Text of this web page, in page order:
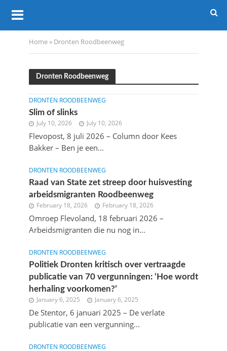
Home» Dronten Roodbeenweg
Dronten Roodbeenweg
DRONTEN ROODBEENWEG
Slim of slinks
July 10, 2026 July 10, 2026
Flevopost, 8 juli 2026 – Column door Kees
Bakker – Ben je een...
DRONTEN ROODBEENWEG
Raad van State zet streep door huisvesting
arbeidsmigranten Roodbeenweg
February 18, 2026 February 18, 2026
Omroep Flevoland, 18 februari 2026 –
Arbeidsmigranten die nu nog in...
DRONTEN ROODBEENWEG
Politiek Dronten kritisch over vertraagde
publicatie van 70 vergunningen: ‘Hoe wordt
herhaling voorkomen?’
January 6, 2025 January 6, 2025
De Stentor, 6 januari 2025 – De verlate
publicatie van een vergunning...
DRONTEN ROODBEENWEG